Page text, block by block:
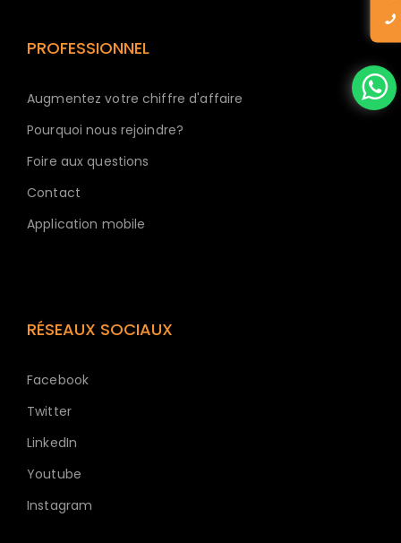
PROFESSIONNEL
Augmentez votre chiffre d'affaire
Pourquoi nous rejoindre?
Foire aux questions
Contact
Application mobile
RÉSEAUX SOCIAUX
Facebook
Twitter
LinkedIn
Youtube
Instagram